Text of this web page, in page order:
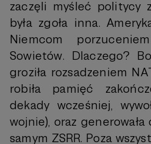
zaczęli myśleć politycy
była zgoła inna.
Niemcom
Sowietów. Dlaczego?
groziła rozsadzeniem
robiła pamięć
dekady wcześniej,
wojnie), oraz
samym ZSRR. Poza